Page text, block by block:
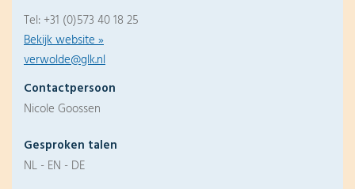
Tel: +31 (0)573 40 18 25
Bekijk website »
verwolde@glk.nl
Contactpersoon
Nicole Goossen
Gesproken talen
NL - EN - DE